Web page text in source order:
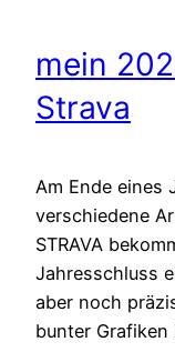
mein
Strava
Am Ende eines
verschiedene
STRAVA
Jahresschluss
aber noch
bunter Grafiken